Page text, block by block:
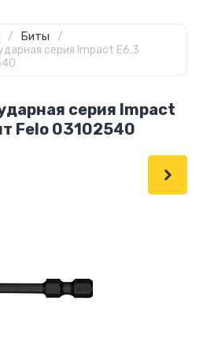
/ Биты
/
серия Impact E6,3
серия Impact
Felo 03102540